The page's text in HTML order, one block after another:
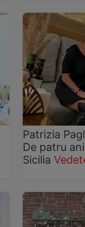
Patrizia
De patru
Sicilia